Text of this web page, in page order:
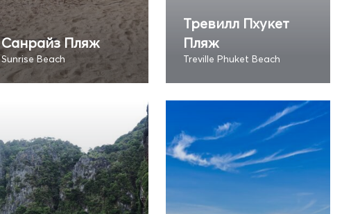
Санрайз Пляж
Sunrise Beach
Тревилл Пхукет
Пляж
Treville Phuket Beach